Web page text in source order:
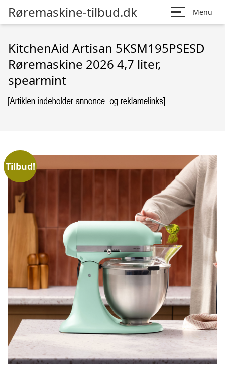
Røremaskine-tilbud.dk Menu
KitchenAid Artisan 5KSM195PSESD
Røremaskine 2026 4,7 liter,
spearmint
Tilbud!